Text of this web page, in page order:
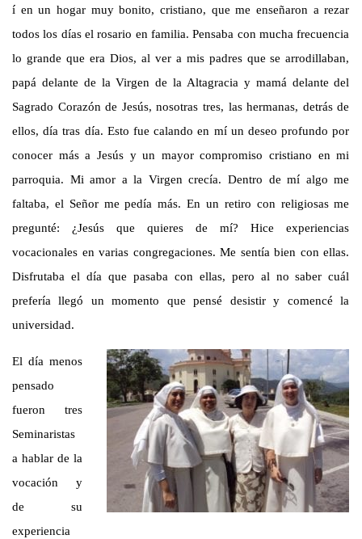
í en un hogar muy bonito, cristiano, que me enseñaron a rezar
todos los días el rosario en familia. Pensaba con mucha frecuencia
lo grande que era Dios, al ver a mis padres que se arrodillaban,
papá delante de la Virgen de la Altagracia y mamá delante del
Sagrado Corazón de Jesús, nosotras tres, las hermanas, detrás de
ellos, día tras día. Esto fue calando en mí un deseo profundo por
conocer más a Jesús y un mayor compromiso cristiano en mi
parroquia. Mi amor a la Virgen crecía. Dentro de mí algo me
faltaba, el Señor me pedía más. En un retiro con religiosas me
pregunté: ¿Jesús que quieres de mí? Hice experiencias
vocacionales en varias congregaciones. Me sentía bien con ellas.
Disfrutaba el día que pasaba con ellas, pero al no saber cuál
prefería llegó un momento que pensé desistir y comencé la
universidad.
El día menos
pensado
fueron tres
Seminaristas
a hablar de la
vocación y
de su
experiencia